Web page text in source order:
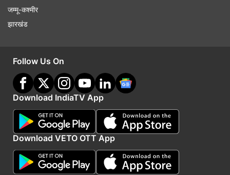
जम्मू-कश्मीर
झारखंड
Follow Us On
Download IndiaTV App
Download VETO OTT App